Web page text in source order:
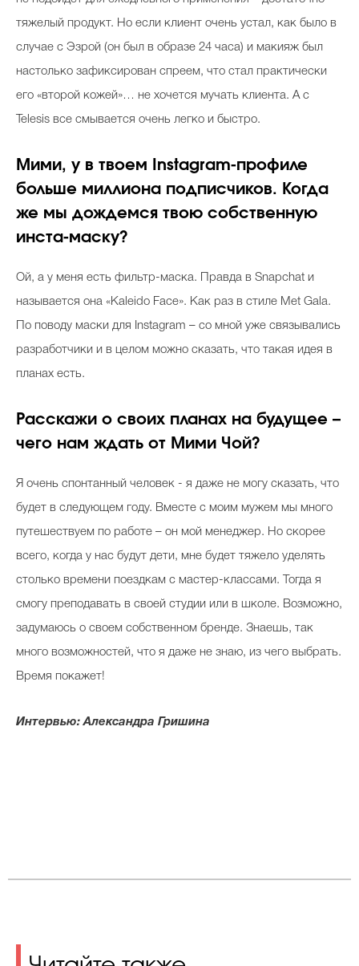
тяжелый продукт. Но если клиент очень устал, как было в
случае с Эзрой (он был в образе 24 часа) и макияж был
настолько зафиксирован спреем, что стал практически
его «второй кожей»… не хочется мучать клиента. А с
Telesis все смывается очень легко и быстро.
Мими, у в твоем Instagram-профиле
больше миллиона подписчиков. Когда
же мы дождемся твою собственную
инста-маску?
Ой, а у меня есть фильтр-маска. Правда в Snapchat и
называется она «Kaleido Face». Как раз в стиле Met Gala.
По поводу маски для Instagram – со мной уже связывались
разработчики и в целом можно сказать, что такая идея в
планах есть.
Расскажи о своих планах на будущее –
чего нам ждать от Мими Чой?
Я очень спонтанный человек - я даже не могу сказать, что
будет в следующем году. Вместе с моим мужем мы много
путешествуем по работе – он мой менеджер. Но скорее
всего, когда у нас будут дети, мне будет тяжело уделять
столько времени поездкам с мастер-классами. Тогда я
смогу преподавать в своей студии или в школе. Возможно,
задумаюсь о своем собственном бренде. Знаешь, так
много возможностей, что я даже не знаю, из чего выбрать.
Время покажет!
Интервью: Александра Гришина